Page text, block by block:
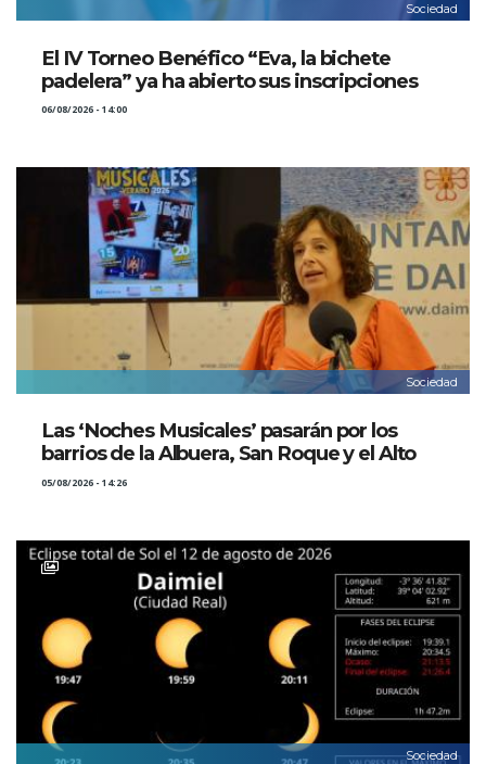
Sociedad
El IV Torneo Benéfico “Eva, la bichete
padelera” ya ha abierto sus inscripciones
06/08/2026 - 14:00
Sociedad
Las ‘Noches Musicales’ pasarán por los
barrios de la Albuera, San Roque y el Alto
05/08/2026 - 14:26
Sociedad